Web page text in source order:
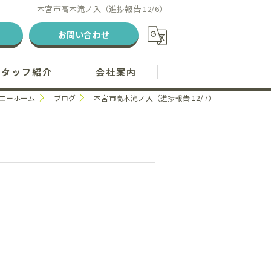
本宮市高木滝ノ入（進捗報告 12/6）
お問い合わせ
ッフ紹介 会社案内
ーホーム ブログ 本宮市高木滝ノ入（進捗報告 12/7）